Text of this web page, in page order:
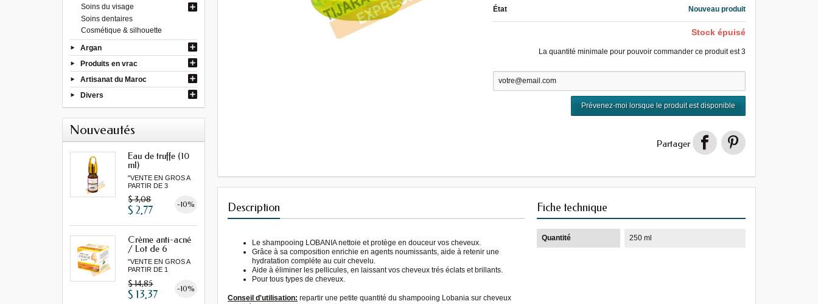
Soins du visage
Soins dentaires
Cosmétique & silhouette
Argan
Produits en vrac
Artisanat du Maroc
Divers
Nouveautés
Eau de truffe (10
ml)
"VENTE EN GROS A
PARTIR DE 3
$ 3,08 -10%
$ 2,77
Crème anti-acné
/ Lot de 6
"VENTE EN GROS A
PARTIR DE 1
$ 14,85 -10%
$ 13,37
État Nouveau produit
Stock épuisé
La quantité minimale pour pouvoir commander ce produit est3
Prévenez-moi lorsque le produit est disponible
Partager
Description
Le shampooing LOBANIA nettoie et protège en douceur vos cheveux.
Grâce à sa composition enrichie en agents noumissants, aide à retenir une
hydratation compléte au cuir chevelu.
Aide à éliminer les pellicules, en laissant vos cheveux trés éclats et brillants.
Pour tous types de cheveux.
Conseil d'utilisation: repartir une petite quantité du shampooing Lobania sur cheveux
Fiche technique
Quantité 250 ml